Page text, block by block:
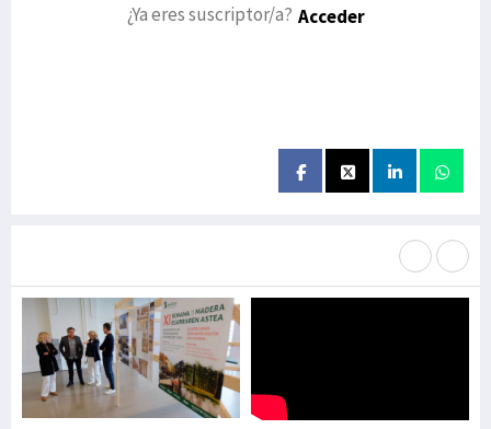
¿Ya eres suscriptor/a? Acceder